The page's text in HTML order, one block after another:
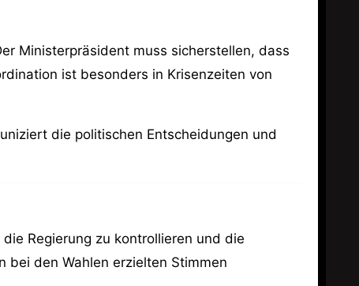
Ministerpräsident muss sicherstellen, dass
ist besonders in Krisenzeiten von
die politischen Entscheidungen und
Regierung zu kontrollieren und die
bei den Wahlen erzielten Stimmen